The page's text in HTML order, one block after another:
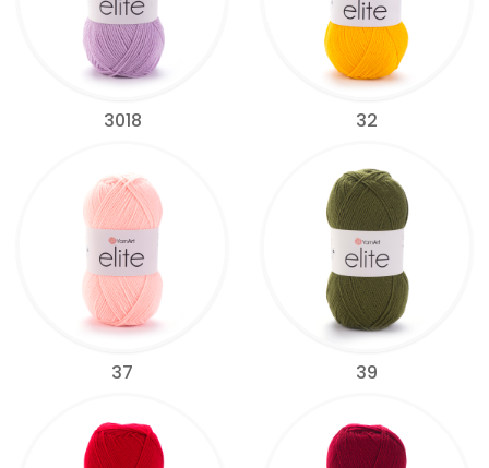
3018 32
37 39